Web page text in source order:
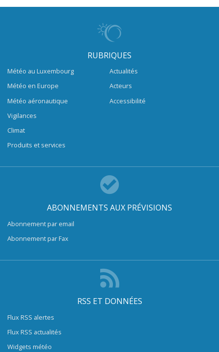
RUBRIQUES
Météo au Luxembourg
Météo en Europe
Météo aéronautique
Vigilances
Climat
Produits et services
Actualités
Acteurs
Accessibilité
ABONNEMENTS AUX PRÉVISIONS
Abonnement par email
Abonnement par Fax
RSS ET DONNÉES
Flux RSS alertes
Flux RSS actualités
Widgets météo